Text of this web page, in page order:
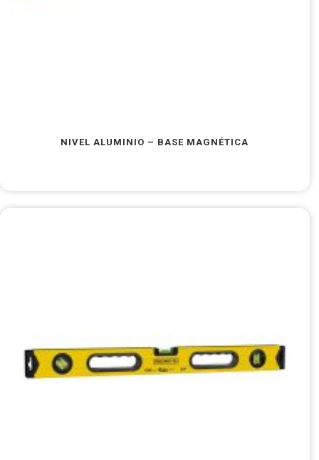
NIVEL ALUMINIO – BASE MAGNÉTICA